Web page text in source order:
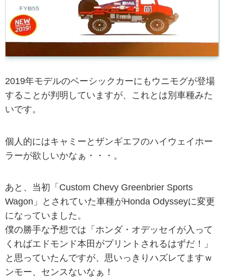
2019年モデルのベーシックカーにもウニモグが登場
することが判明していますが、これとは別車種みた
いです。
個人的にはキャミーとザンギエフのハイウェイホー
ラーが欲しいかなぁ・・・。
あと、当初「Custom Chevy Greenbrier Sports
Wagon」とされていた車種がHonda Odysseyに変更
になっていました。
僕の勝手な予想では「ホンダ・オデッセイが入って
くればエドモンド本田がプリントされるはずだ！」
と思っていたんですが、思いっきりハズレてますｗ
ンモー、センスないなぁ！